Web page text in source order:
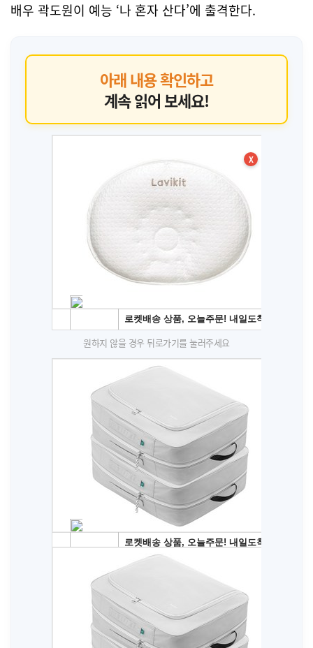
배우 곽도원이 예능 ‘나 혼자 산다’에 출격한다.
아래 내용 확인하고
계속 읽어 보세요!
X
원하지 않을 경우 뒤로가기를 눌러주세요